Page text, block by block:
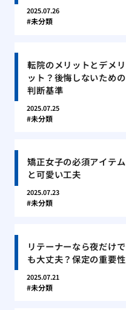
2025.07.26
未分類
転院のメリットとデメリ
ット？後悔しないための
判断基準
2025.07.25
未分類
矯正女子の必須アイテム
と可愛い工夫
2025.07.23
未分類
リテーナーなら夜だけで
も大丈夫？保定の重要性
2025.07.21
未分類